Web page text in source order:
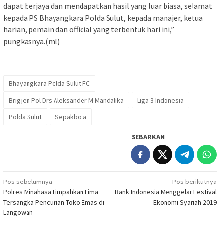
dapat berjaya dan mendapatkan hasil yang luar biasa, selamat
kepada PS Bhayangkara Polda Sulut, kepada manajer, ketua
harian, pemain dan official yang terbentuk hari ini,”
pungkasnya.(ml)
Bhayangkara Polda Sulut FC
Brigjen Pol Drs Aleksander M Mandalika
Liga 3 Indonesia
Polda Sulut
Sepakbola
SEBARKAN
Navigasi
pos
Pos sebelumnya
Polres Minahasa Limpahkan Lima
Tersangka Pencurian Toko Emas di
Langowan
Pos berikutnya
Bank Indonesia Menggelar Festival
Ekonomi Syariah 2019